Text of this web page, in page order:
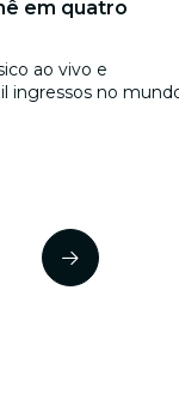
em quatro
ao vivo e
ingressos no